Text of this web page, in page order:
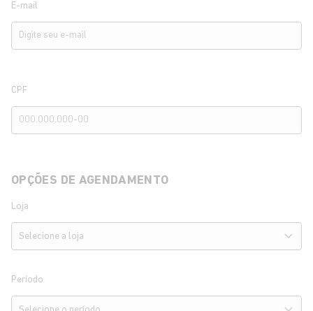
E-mail
CPF
OPÇÕES DE AGENDAMENTO
Loja
Período